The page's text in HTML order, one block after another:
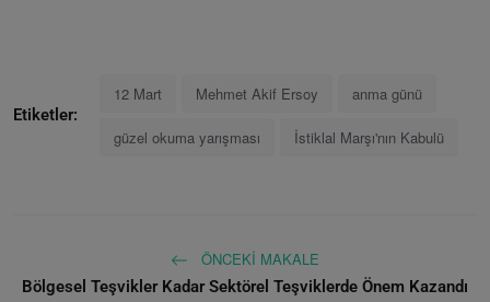
Etiketler:
12 Mart Mehmet Akif Ersoy anma günü
güzel okuma yarışması İstiklal Marşı'nın Kabulü
ÖNCEKI MAKALE
Bölgesel Teşvikler Kadar Sektörel Teşviklerde Önem Kazandı